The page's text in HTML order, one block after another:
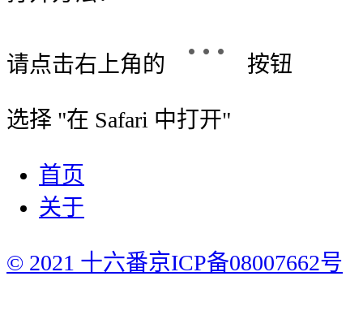
请点击右上角的 按钮
选择 "在 Safari 中打开"
首页
关于
© 2021 十六番京ICP备08007662号